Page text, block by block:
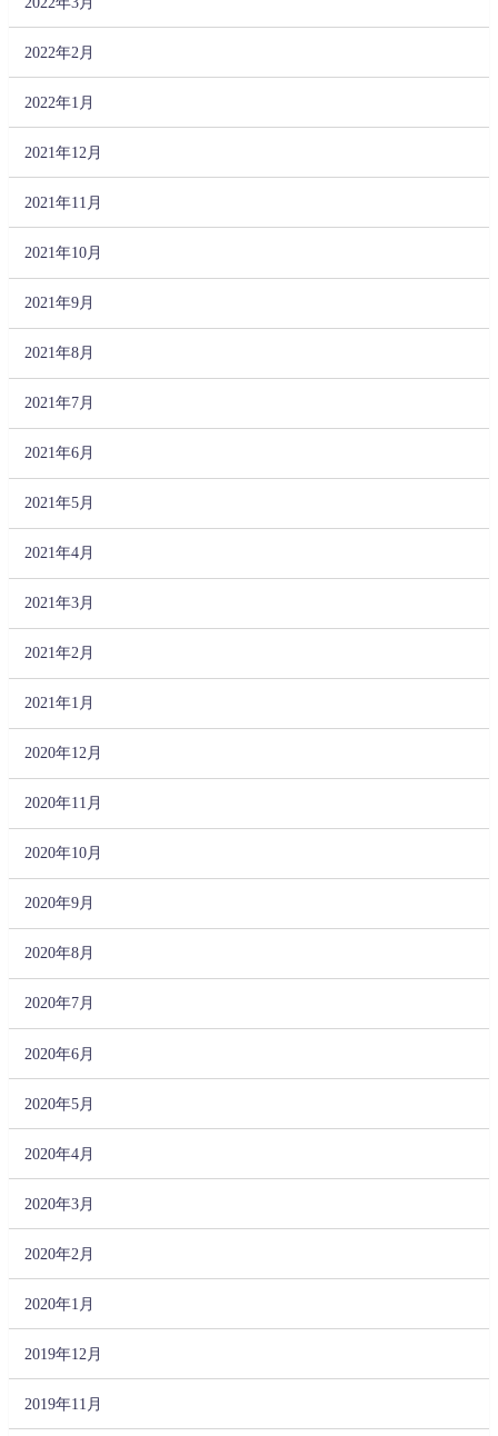
2022年2月
2022年1月
2021年12月
2021年11月
2021年10月
2021年9月
2021年8月
2021年7月
2021年6月
2021年5月
2021年4月
2021年3月
2021年2月
2021年1月
2020年12月
2020年11月
2020年10月
2020年9月
2020年8月
2020年7月
2020年6月
2020年5月
2020年4月
2020年3月
2020年2月
2020年1月
2019年12月
2019年11月